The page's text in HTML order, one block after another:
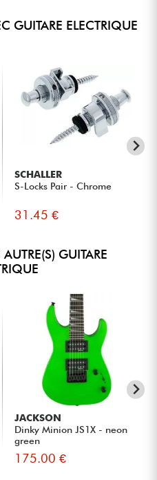
GUITARE ELECTRIQUE
SCHALLER
S-Locks Pair - Chrome
31.45 €
GUITARE
JACKSON
Dinky Minion JS1X - neon
green
175.00 €